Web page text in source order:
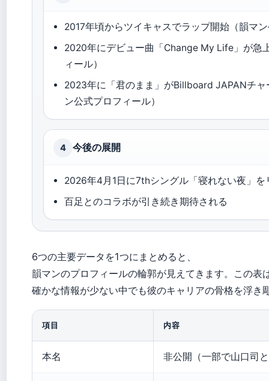
2017年頃からツイキャスでラップ開始（韻マ
2020年にデビュー曲「Change My Life」が急
ィール）
2023年に「君のまま」がBillboard JAPANチャ
ン公式プロフィール）
4 今後の展開
2026年4月1日に7thシングル「寝れない夜」を
百足とのコラボが引き続き期待される
6つの主要データを1つにまとめると、
韻マンのプロフィールの輪郭が見えてきます。この表
確かな情報が少ない中でも彼のキャリアの骨格を浮き
項目 内容
本名 非公開（一部で山口司